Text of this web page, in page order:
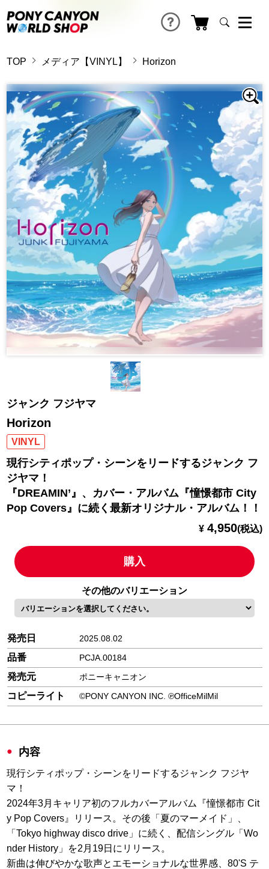
TOP メディア【VINYL】 Horizon
ジャンク フジヤマ
Horizon
VINYL
現行シティポップ・シーンをリードするジャンク フ
ジヤマ！
『DREAMIN’』、カバー・アルバム『憧憬都市 City
Pop Covers』に続く最新オリジナル・アルバム！！
¥ 4,950(税込)
購入
その他のバリエーション
発売日 2025.08.02
品番 PCJA.00184
発売元 ポニーキャニオン
コピーライト ©PONY CANYON INC. ℗OfficeMilMil
内容
現行シティポップ・シーンをリードするジャンク フジヤ
マ！
2024年3月キャリア初のフルカバーアルバム『憧憬都市 Cit
y Pop Covers』リリース。その後「夏のマーメイド」、
「Tokyo highway disco drive」に続く、配信シングル「Wo
nder History」を2月19日にリリース。
新曲は伸びやかな歌声とエモーショナルな世界感、80'S テ